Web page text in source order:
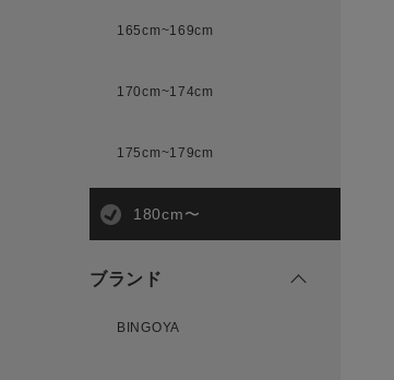
ブランド
165cm~169cm
170cm~174cm
175cm~179cm
180cm〜
ブランド
BINGOYA